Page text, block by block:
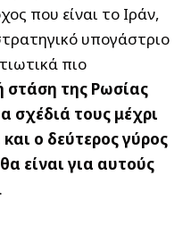
που είναι το Ιράν,
υπογάστριο
πιο
στάση της Ρωσίας
σχέδιά τους μέχρι
ο δεύτερος γύρος
είναι για αυτούς
.